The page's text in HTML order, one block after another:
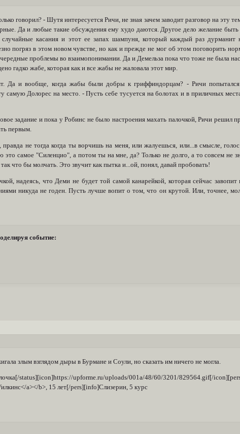
говорил? - Шутя интересуется Ричи, не зная зачем заводит разговор на эту
Да и любые такие обсуждения ему худо даются. Другое дело желание
касания и этот ее запах шампуня, который каждый раз дурманит
погряз в этом новом чувстве, но как и прежде не мог об этом поговорить
проблемы во взаимопонимании. Да и Демельза пока что тоже не была
гадко жабе, которая как и все жабы не жаловала этот мир.
Да и вообще, когда жабы были добры к гриффиндорцам? - Ричи попытался
самую Долорес на место. - Пусть себе тусуется на болотах и в приличных
задание и пока у Робинс не было настроения махать палочкой, Ричи решил
первым.
не тогда когда ты ворчишь на меня, или жалуешься, или...в смысле,
самое "Силенцио", а потом ты на мне, да? Только не долго, а то совсем не
что бы молчать. Это звучит как пытка и...ой, понял, давай пробовать!
надеясь, что Деми не будет той самой канарейкой, которая сейчас завопит
никуда не годен. Пусть лучше вопит о том, что он крутой. Или, точнее,
событие:
злым взглядом дыры в Бурмане и Соули, но сказать им ничего не могла.
status][icon]https://upforme.ru/uploads/001a/48/60/3201/829564.gif[/
a></b>, 15 лет[/pers][info]Слизерин, 5 курс